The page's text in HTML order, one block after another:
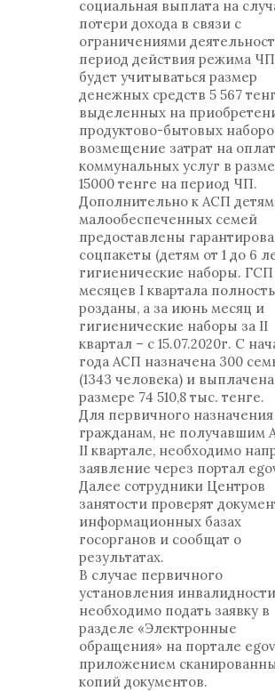
социальная выплата на
потери дохода в связи с
ограничениями
период действия режима
будет учитываться размер
денежных средств 5 567
выделенных на
продуктово-бытовых
возмещение затрат на
коммунальных услуг в
15000 тенге на период ЧП.
Дополнительно к АСП
малообеспеченных семей
предоставлены
соцпакеты (детям от 1 до 6
гигиенические наборы. ГСП
месяцев I квартала
розданы, а за июнь месяц и
гигиенические наборы за II
квартал – с 15.07.2020г. C
года АСП назначена 300
(1343 человека) и
размере 74 510,8 тыс. тенге.
Для первичного
гражданам, не получавшим
II квартале, необходимо
заявление через портал
Далее сотрудники Центров
занятости проверят
информационных базах
госорганов и сообщат о
результатах.
В случае первичного
установления инвалидности
необходимо подать заявку в
разделе «Электронные
обращения» на портале
приложением
копий документов.